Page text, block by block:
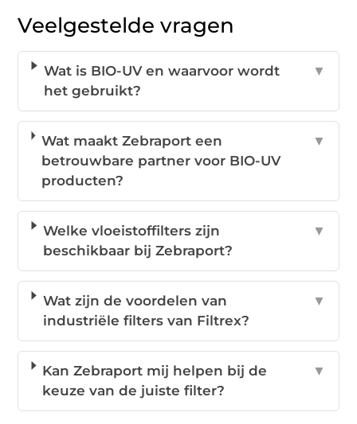
Veelgestelde vragen
Wat is BIO-UV en waarvoor wordt
het gebruikt?
▼
Wat maakt Zebraport een
betrouwbare partner voor BIO-UV
producten?
▼
Welke vloeistoffilters zijn
beschikbaar bij Zebraport?
▼
Wat zijn de voordelen van
industriële filters van Filtrex?
▼
Kan Zebraport mij helpen bij de
keuze van de juiste filter?
▼